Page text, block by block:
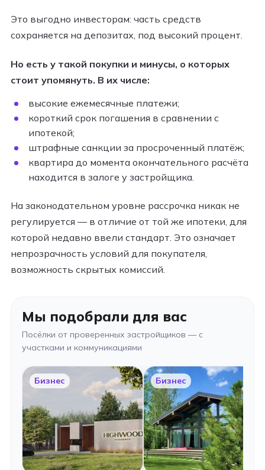
Это выгодно инвесторам: часть средств
сохраняется на депозитах, под высокий процент.
Но есть у такой покупки и минусы, о которых
стоит упомянуть. В их числе:
высокие ежемесячные платежи;
короткий срок погашения в сравнении с
ипотекой;
штрафные санкции за просроченный платёж;
квартира до момента окончательного расчёта
находится в залоге у застройщика.
На законодательном уровне рассрочка никак не
регулируется — в отличие от той же ипотеки, для
которой недавно ввели стандарт. Это означает
непрозрачность условий для покупателя,
возможность скрытых комиссий.
Мы подобрали для вас
Посёлки от проверенных застройщиков — с
участками и коммуникациями
Бизнес Бизнес